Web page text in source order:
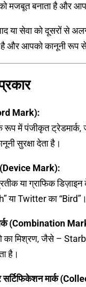
मजबूत बनाता है और
या सेवा को दूसरों से
है और आपको कानूनी रूप
Mark):
रूप में पंजीकृत
सुरक्षा देता है।
(Device Mark):
या ग्राफिक
या Twitter का “Bird”।
(Combination
का मिश्रण, जैसे –
है।
मार्क